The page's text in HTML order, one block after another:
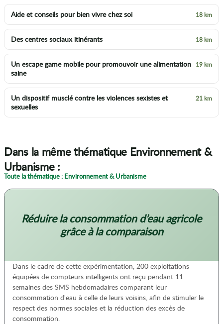
Aide et conseils pour bien vivre chez soi 18 km
Des centres sociaux itinérants 18 km
Un escape game mobile pour promouvoir une alimentation
saine
19 km
Un dispositif musclé contre les violences sexistes et
sexuelles
21 km
Dans la même thématique Environnement &
Urbanisme :
Toute la thématique : Environnement & Urbanisme
Réduire la consommation d’eau agricole
grâce à la comparaison
Dans le cadre de cette expérimentation, 200 exploitations
équipées de compteurs intelligents ont reçu pendant 11
semaines des SMS hebdomadaires comparant leur
consommation d'eau à celle de leurs voisins, afin de stimuler le
respect des normes sociales et la réduction des excès de
consommation.